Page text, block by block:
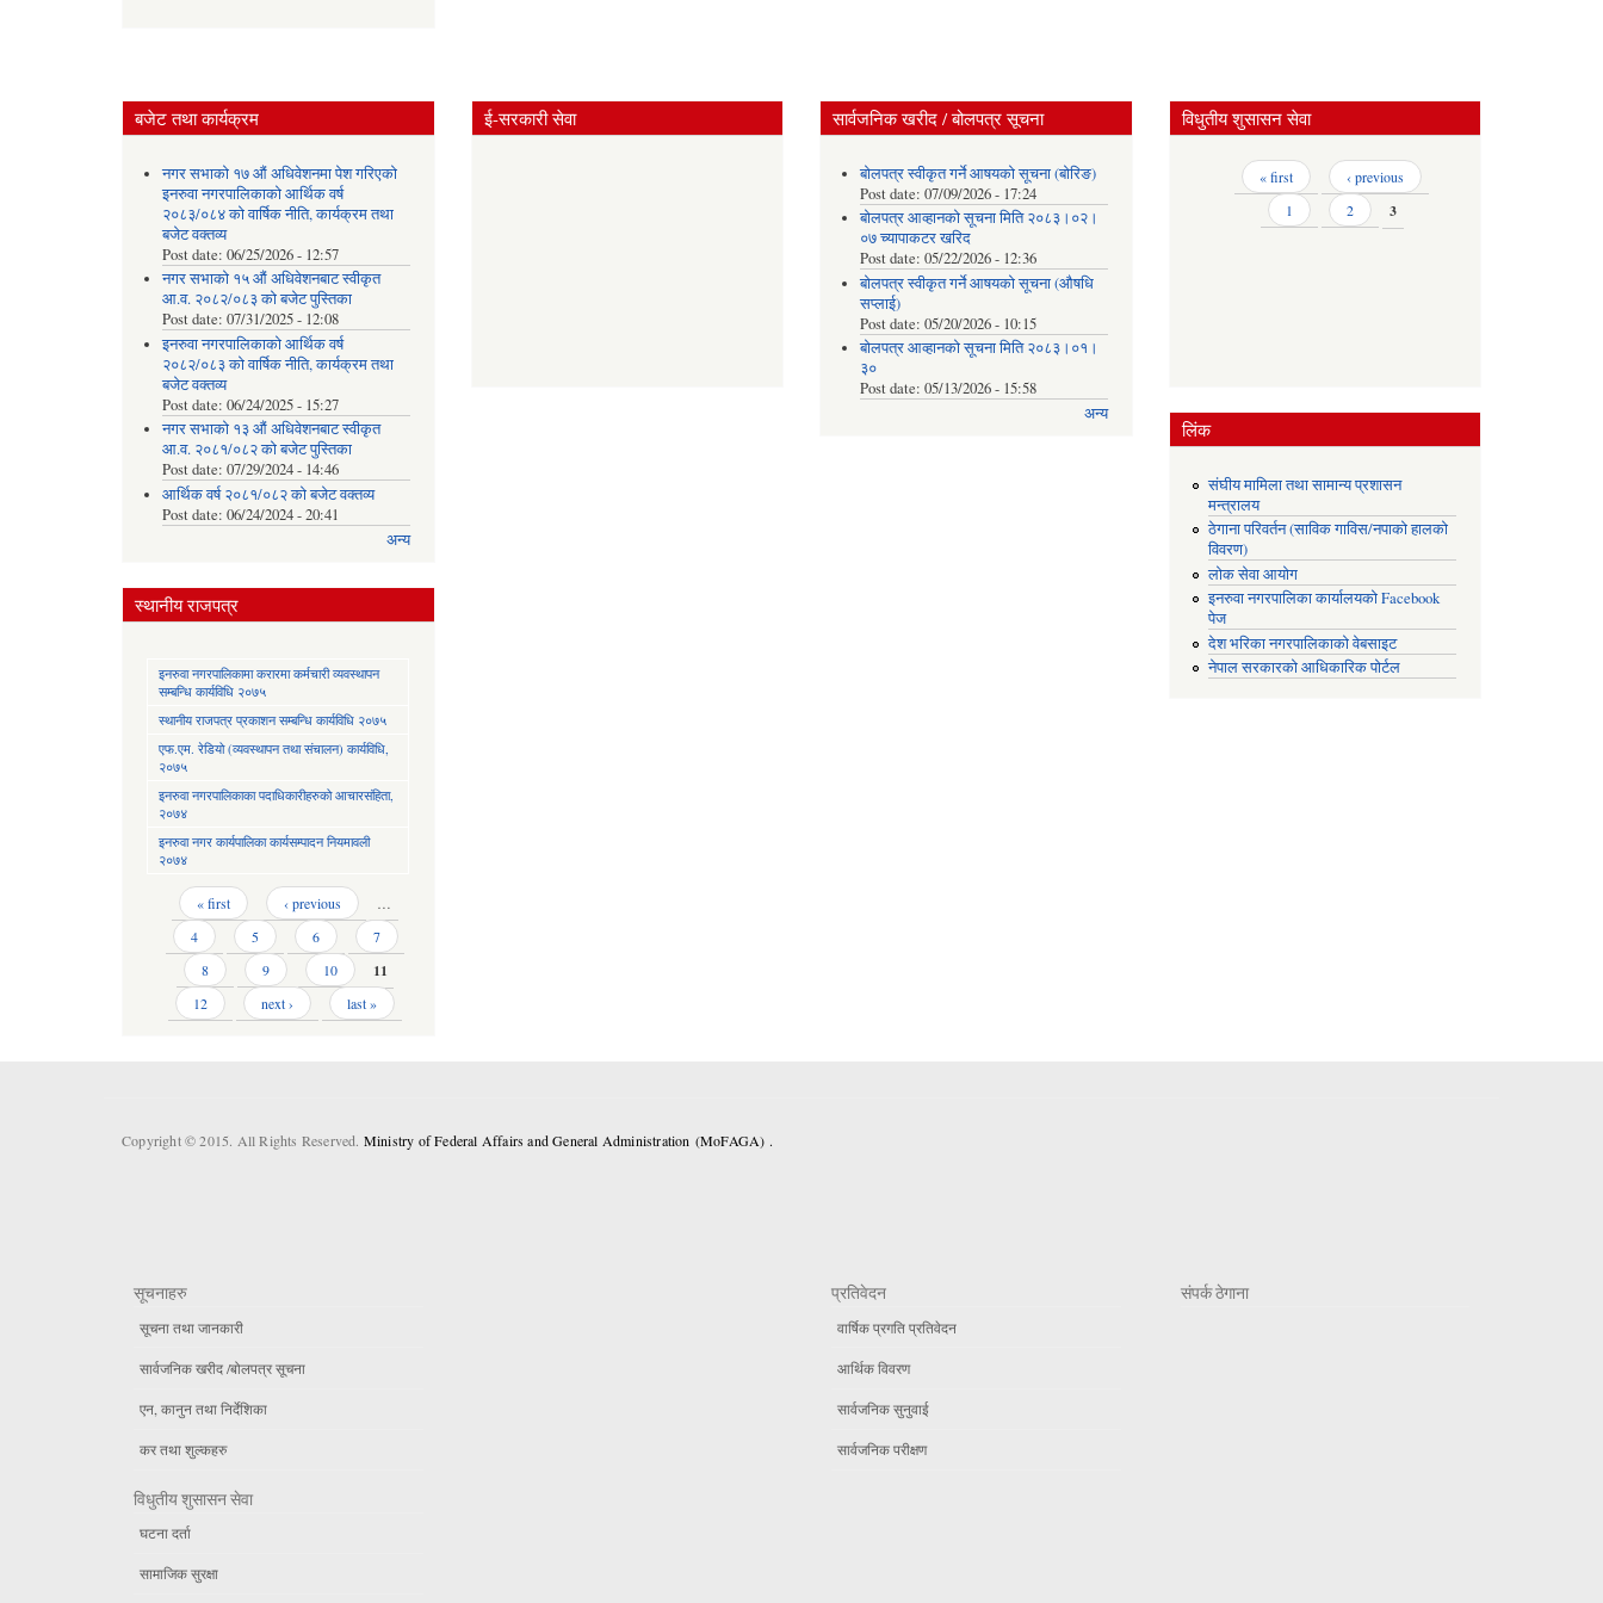
बजेट तथा कार्यक्रम
नगर सभाको १७ औं अधिवेशनमा पेश गरिएको
इनरुवा नगरपालिकाको आर्थिक वर्ष
२०८३/०८४ को वार्षिक नीति, कार्यक्रम तथा
बजेट वक्तव्य
Post date: 06/25/2026 - 12:57
नगर सभाको १५ औं अधिवेशनबाट स्वीकृत
आ.व. २०८२/०८३ को बजेट पुस्तिका
Post date: 07/31/2025 - 12:08
इनरुवा नगरपालिकाको आर्थिक वर्ष
२०८२/०८३ को वार्षिक नीति, कार्यक्रम तथा
बजेट वक्तव्य
Post date: 06/24/2025 - 15:27
नगर सभाको १३ औं अधिवेशनबाट स्वीकृत
आ.व. २०८१/०८२ को बजेट पुस्तिका
Post date: 07/29/2024 - 14:46
आर्थिक वर्ष २०८१/०८२ को बजेट वक्तव्य
Post date: 06/24/2024 - 20:41
अन्य
स्थानीय राजपत्र
इनरुवा नगरपालिकामा करारमा कर्मचारी व्यवस्थापन
सम्बन्धि कार्यविधि २०७५
स्थानीय राजपत्र प्रकाशन सम्बन्धि कार्यविधि २०७५
एफ.एम. रेडियो (व्यवस्थापन तथा संचालन) कार्यविधि,
२०७५
इनरुवा नगरपालिकाका पदाधिकारीहरुको आचारसंहिता,
२०७४
इनरुवा नगर कार्यपालिका कार्यसम्पादन नियमावली
२०७४
Pages « first ‹ previous
…
4
5 6
7
8
9 10 11
12 next › last »
ई-सरकारी सेवा सार्वजनिक खरीद / बोलपत्र सूचना
बोलपत्र स्वीकृत गर्ने आषयको सूचना (बोरिङ)
Post date: 07/09/2026 - 17:24
बोलपत्र आव्हानको सूचना मिति २०८३।०२।
०७ च्यापाकटर खरिद
Post date: 05/22/2026 - 12:36
बोलपत्र स्वीकृत गर्ने आषयको सूचना (औषधि
सप्लाई)
Post date: 05/20/2026 - 10:15
बोलपत्र आव्हानको सूचना मिति २०८३।०१।
३०
Post date: 05/13/2026 - 15:58
अन्य
विधुतीय शुसासन सेवा
Pages « first
‹ previous
1
2 3
लिंक
संघीय मामिला तथा सामान्य प्रशासन
मन्त्रालय
ठेगाना परिवर्तन (साविक गाविस/नपाको हालको
विवरण)
लोक सेवा आयोग
इनरुवा नगरपालिका कार्यालयको Facebook
पेज
देश भरिका नगरपालिकाको वेबसाइट
नेपाल सरकारको आधिकारिक पोर्टल
Copyright © 2015. All Rights Reserved. Ministry of Federal Affairs and General Administration (MoFAGA) .
सूचनाहरु
सूचना तथा जानकारी
सार्वजनिक खरीद /बोलपत्र सूचना
एन, कानुन तथा निर्देशिका
कर तथा शुल्कहरु
विधुतीय शुसासन सेवा
घटना दर्ता
सामाजिक सुरक्षा
प्रतिवेदन
वार्षिक प्रगति प्रतिवेदन
आर्थिक विवरण
सार्वजनिक सुनुवाई
सार्वजनिक परीक्षण
संपर्क ठेगाना